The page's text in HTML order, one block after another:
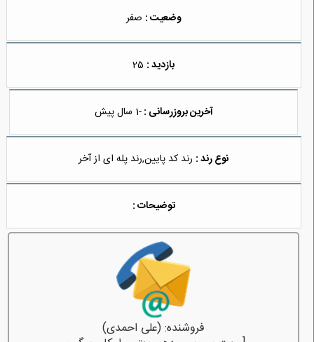
وضعیت : صفر
بازدید :
آخرین بروزرسانی :-1 سال پیش
نوع رند : رند کد پایین,رند پله ای از آخر
توضیحات :
فروشنده: (علی احمدی)